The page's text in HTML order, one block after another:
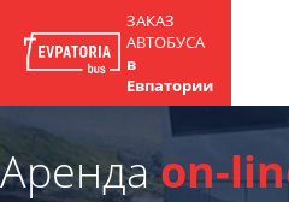
ЗАКАЗ
АВТОБУСА
в
Евпатории
Арендаon-